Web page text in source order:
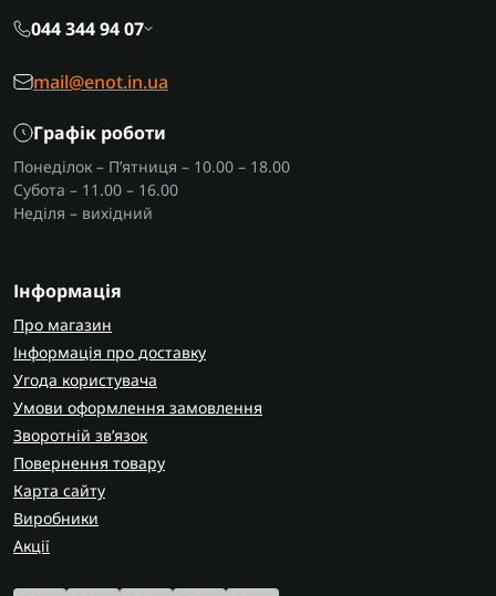
044 344 94 07
mail@enot.in.ua
Графік роботи
Понеділок – П’ятниця – 10.00 – 18.00
Субота – 11.00 – 16.00
Неділя – вихідний
Інформація
Про магазин
Інформація про доставку
Угода користувача
Умови оформлення замовлення
Зворотній зв’язок
Повернення товару
Карта сайту
Виробники
Акції